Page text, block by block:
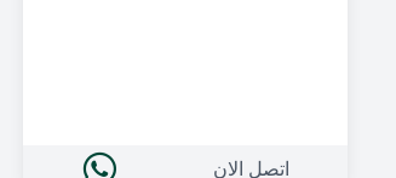
اتصل الان